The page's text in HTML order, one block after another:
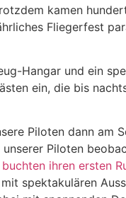
kamen
Fliegerfest
Hangar und ein
ein, die bis
Piloten dann am
Piloten
buchten ihren ersten
spektakulären